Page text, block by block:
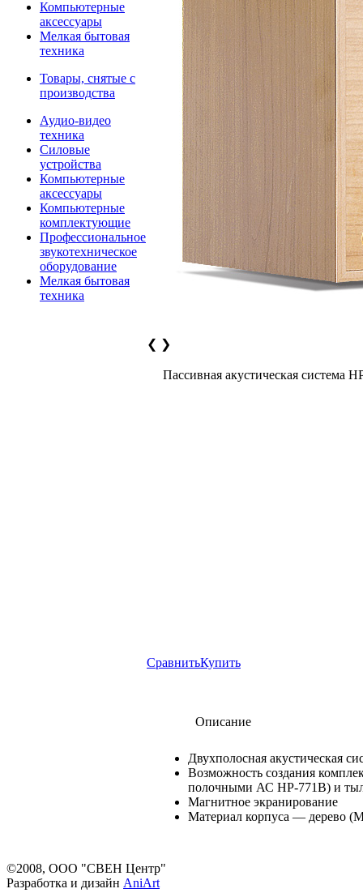
Компьютерные
аксессуары
Мелкая бытовая
техника
Товары, снятые с
производства
Аудио-видео
техника
Силовые
устройства
Компьютерные
аксессуары
Компьютерные
комплектующие
Профессиональное
звукотехническое
оборудование
Мелкая бытовая
техника
❮ ❯
Пассивная акустическая система
СравнитьКупить
Описание
Двухполосная акустическая
Возможность создания
полочными АС HP-771B) и
Магнитное экранирование
Материал корпуса — дерево
©2008, ООО "СВЕН Центр"
Разработка и дизайн AniArt